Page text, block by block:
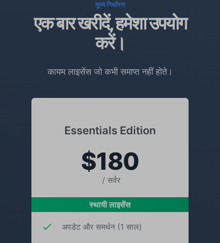
मूल्य निर्धारण
एक बार खरीदें, हमेशा उपयोग
करें।
कायम लाइसेंस जो कभी समाप्त नहीं होते।
Essentials Edition
$180
/ सर्वर
स्थायी लाइसेंस
अपडेट और समर्थन (1 साल)